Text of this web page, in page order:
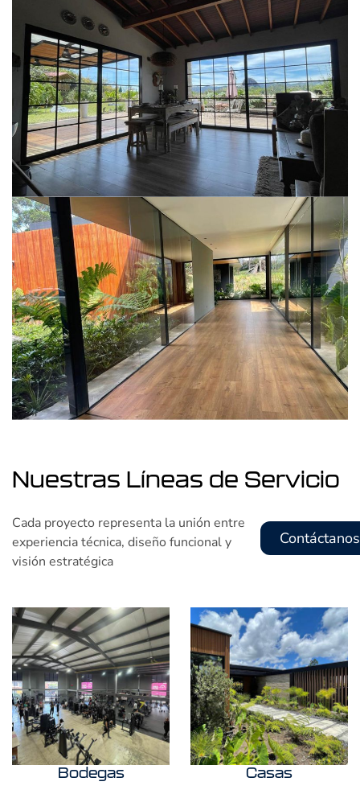
Nuestras Líneas de Servicio
Contáctanos
Cada proyecto representa la unión entre
experiencia técnica, diseño funcional y
visión estratégica
Bodegas Casas